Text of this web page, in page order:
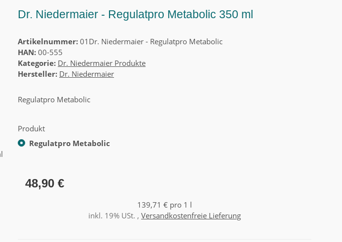
Dr. Niedermaier - Regulatpro Metabolic 350 ml
Artikelnummer: 01Dr. Niedermaier - Regulatpro Metabolic
HAN: 00-555
Kategorie: Dr. Niedermaier Produkte
Hersteller: Dr. Niedermaier
Regulatpro Metabolic
Produkt
Regulatpro Metabolic
48,90 €
139,71 € pro 1 l
inkl. 19% USt. , Versandkostenfreie Lieferung